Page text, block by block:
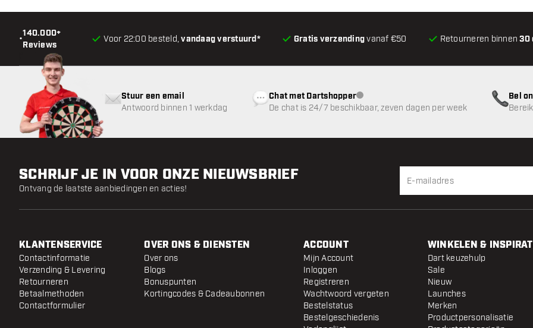
•
140.000+
Reviews
Voor 22:00 besteld,vandaag verstuurd* Gratis verzendingvanaf €50 Retourneren binnen30
Stuur een email
Antwoord binnen 1 werkdag
Chat met Dartshopperklantenservice niet beschikbaar
De chat is 24/7 beschikbaar, zeven dagen per week
Bel
SCHRIJF JE IN VOOR ONZE NIEUWSBRIEF
Ontvang de laatste aanbiedingen en acties!
KLANTENSERVICE
Contactinformatie
Verzending & Levering
Retourneren
Betaalmethoden
Contactformulier
OVER ONS & DIENSTEN
Over ons
Blogs
Bonuspunten
Kortingcodes & Cadeaubonnen
ACCOUNT
Mijn Account
Inloggen
Registreren
Wachtwoord vergeten
Bestelstatus
Bestelgeschiedenis
WINKELEN &
Dart keuzehulp
Sale
Nieuw
Launches
Merken
Productpersonalisatie